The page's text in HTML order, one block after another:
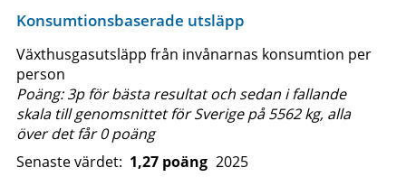
Konsumtionsbaserade utsläpp
Växthusgasutsläpp från invånarnas konsumtion per
person
Poäng: 3p för bästa resultat och sedan i fallande
skala till genomsnittet för Sverige på 5562 kg, alla
över det får 0 poäng
Senaste värdet: 1,27 poäng 2025